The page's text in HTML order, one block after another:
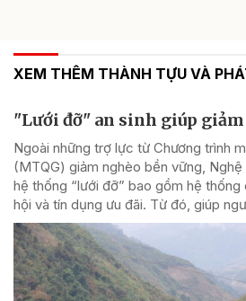
XEM THÊM THÀNH TỰU VÀ
"Lưới đỡ" an sinh giúp
Ngoài những trợ lực từ Chương trình
(MTQG) giảm nghèo bền vững,
hệ thống “lưới đỡ” bao gồm hệ thống
hội và tín dụng ưu đãi. Từ đó, giúp